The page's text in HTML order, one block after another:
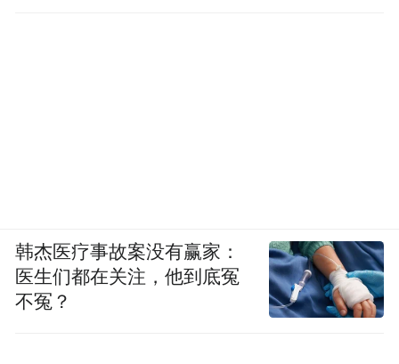
韩杰医疗事故案没有赢家：
医生们都在关注，他到底冤
不冤？